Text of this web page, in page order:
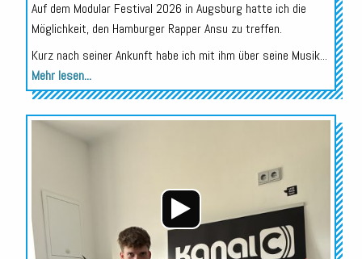
Auf dem Modular Festival 2026 in Augsburg hatte ich die
Möglichkeit, den Hamburger Rapper Ansu zu treffen.
Kurz nach seiner Ankunft habe ich mit ihm über seine Musik...
Mehr lesen...
Audio-
Player